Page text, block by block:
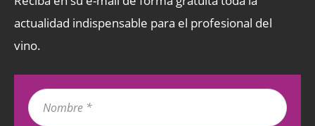
actualidad indispensable para el profesional del
vino.